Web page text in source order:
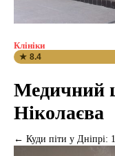
Клініки
★ 8.4
Медичний
Ніколаєва